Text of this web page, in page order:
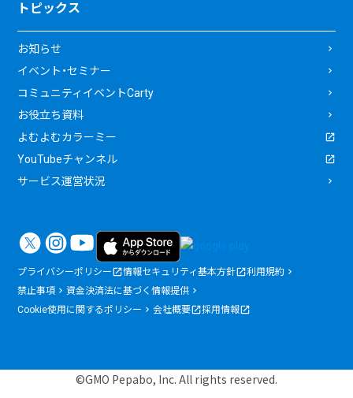
トピックス
お知らせ
イベント・セミナー
コミュニティイベントCarty
お役立ち資料
よむよむカラーミー
YouTubeチャンネル
サービス運営状況
プライバシーポリシー 情報セキュリティ基本方針
利用規約
禁止事項
資金決済法に基づく情報提供
Cookie使用に関するポリシー
会社概要 採用情報
©GMO Pepabo, Inc. All rights reserved.